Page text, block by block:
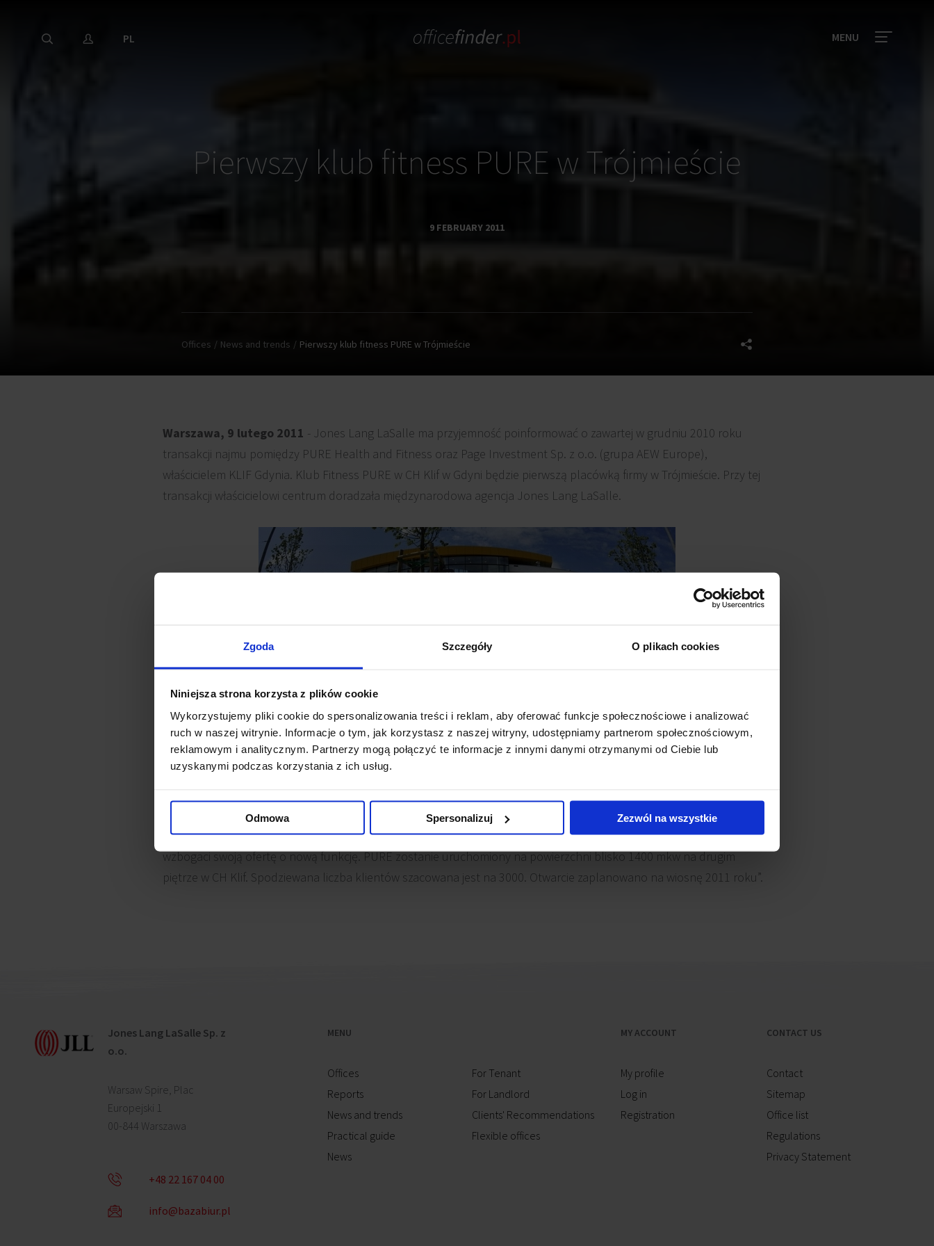
Zgoda Szczegóły O plikach cookies
Niniejsza strona korzysta z plików cookie
Wykorzystujemy pliki cookie do spersonalizowania treści i reklam, aby oferować funkcje społecznościowe i analizować
ruch w naszej witrynie. Informacje o tym, jak korzystasz z naszej witryny, udostępniamy partnerom społecznościowym,
reklamowym i analitycznym. Partnerzy mogą połączyć te informacje z innymi danymi otrzymanymi od Ciebie lub
uzyskanymi podczas korzystania z ich usług.
Odmowa Spersonalizuj Zezwól na wszystkie
PL MENU
Pierwszy klub fitness PURE w Trójmieście
9 FEBRUARY 2011
Offices News and trends Pierwszy klub fitness PURE w Trójmieście
Warszawa, 9 lutego 2011 - Jones Lang LaSalle ma przyjemność poinformować o zawartej w grudniu 2010 roku
transakcji najmu pomiędzy PURE Health and Fitness oraz Page Investment Sp. z o.o. (grupa AEW Europe),
właścicielem KLIF Gdynia. Klub Fitness PURE w CH Klif w Gdyni będzie pierwszą placówką firmy w Trójmieście. Przy tej
transakcji właścicielowi centrum doradzała międzynarodowa agencja Jones Lang LaSalle.
Izabela Ciszewska reprezentująca Jones Lang LaSalle poinformowała: „Dzięki tej transakcji Centrum Handlowe Klif
wzbogaci swoją ofertę o nową funkcję. PURE zostanie uruchomiony na powierzchni blisko 1400 mkw na drugim
piętrze w CH Klif. Spodziewana liczba klientów szacowana jest na 3000. Otwarcie zaplanowano na wiosnę 2011 roku”.
Jones Lang LaSalle Sp. z
o.o.
Warsaw Spire, Plac
Europejski 1
00-844 Warszawa
+48 22 167 04 00
info@bazabiur.pl
MENU
Offices
Reports
News and trends
Practical guide
News
For Tenant
For Landlord
Clients' Recommendations
Flexible offices
MY ACCOUNT
My profile
Log in
Registration
CONTACT US
Contact
Sitemap
Office list
Regulations
Privacy Statement